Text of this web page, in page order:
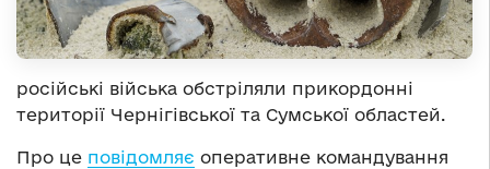
російські війська обстріляли прикордонні
території Чернігівської та Сумської областей.
Про це повідомляє оперативне командування